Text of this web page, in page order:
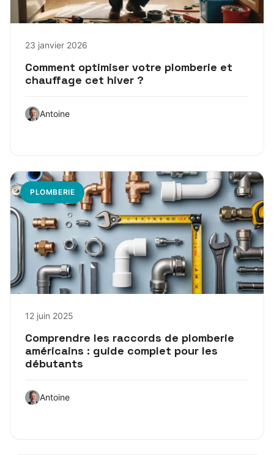
23 janvier 2026
Comment optimiser votre plomberie et
chauffage cet hiver ?
Antoine
PLOMBERIE
12 juin 2025
Comprendre les raccords de plomberie
américains : guide complet pour les
débutants
Antoine